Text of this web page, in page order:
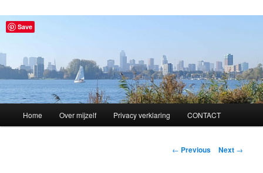
Skip
Home Over mijzelf Privacy verklaring CONTACT
Post
← Previous Next →
Save